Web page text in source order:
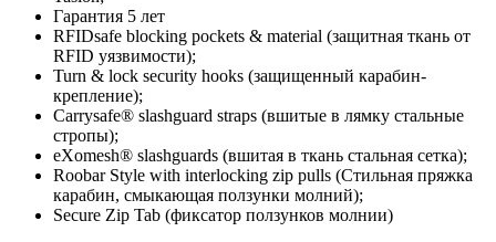
Гарантия 5 лет
RFIDsafe blocking pockets & material (защитная ткань от
RFID уязвимости);
Turn & lock security hooks (защищенный карабин-
крепление);
Carrysafe® slashguard straps (вшитые в лямку стальные
стропы);
eXomesh® slashguards (вшитая в ткань стальная сетка);
Roobar Style with interlocking zip pulls (Стильная пряжка
карабин, смыкающая ползунки молний);
Secure Zip Tab (фиксатор ползунков молнии)